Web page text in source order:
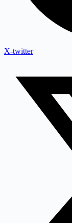
X-twitter